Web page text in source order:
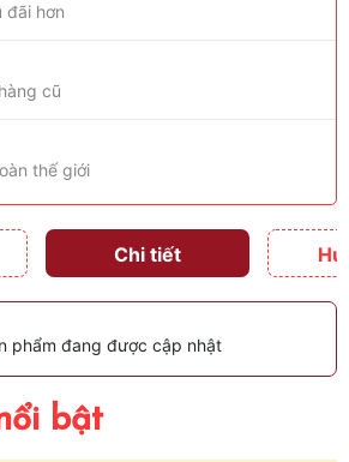
đãi hơn
cũ
thế giới
Chi tiết
phẩm đang được cập nhật
bật